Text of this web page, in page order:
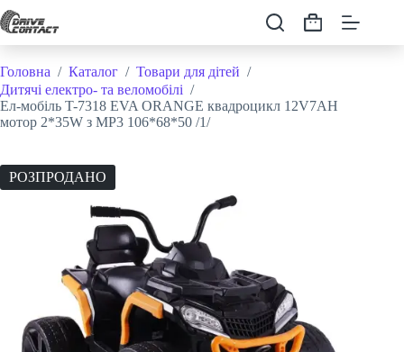
Перейти
до
Кошик
Головна / Каталог / Товари для дітей /
Дитячі електро- та веломобілі /
Ел-мобіль T-7318 EVA ORANGE квадроцикл 12V7AH
мотор 2*35W з MP3 106*68*50 /1/
РОЗПРОДАНО